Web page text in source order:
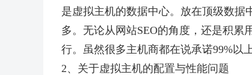
是虚拟主机的数据中心。放在顶级数
多。无论从网站SEO的角度，还是积累
行。虽然很多主机商都在说承诺99%以
2、关于虚拟主机的配置与性能问题